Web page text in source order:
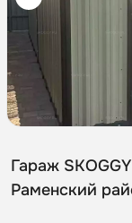
Гараж
Раменский